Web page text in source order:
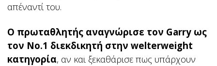
απέναντί του.
Ο πρωταθλητής αναγνώρισε τον Garry ως
τον Νο.1 διεκδικητή στην welterweight
κατηγορία, αν και ξεκαθάρισε πως υπάρχουν